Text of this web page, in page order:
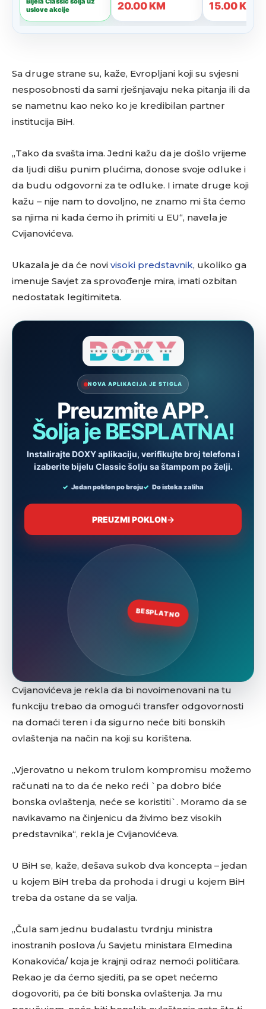
Sa druge strane su, kaže, Evropljani koji su svjesni
nesposobnosti da sami rješnjavaju neka pitanja ili da
se nametnu kao neko ko je kredibilan partner
institucija BiH.
„Tako da svašta ima. Jedni kažu da je došlo vrijeme
da ljudi dišu punim plućima, donose svoje odluke i
da budu odgovorni za te odluke. I imate druge koji
kažu – nije nam to dovoljno, ne znamo mi šta ćemo
sa njima ni kada ćemo ih primiti u EU“, navela je
Cvijanovićeva.
Ukazala je da će novi visoki predstavnik, ukoliko ga
imenuje Savjet za sprovođenje mira, imati ozbitan
nedostatak legitimiteta.
Cvijanovićeva je rekla da bi novoimenovani na tu
funkciju trebao da omogući transfer odgovornosti
na domaći teren i da sigurno neće biti bonskih
ovlaštenja na način na koji su korištena.
„Vjerovatno u nekom trulom kompromisu možemo
računati na to da će neko reći `pa dobro biće
bonska ovlaštenja, neće se koristiti`. Moramo da se
navikavamo na činjenicu da živimo bez visokih
predstavnika“, rekla je Cvijanovićeva.
U BiH se, kaže, dešava sukob dva koncepta – jedan
u kojem BiH treba da prohoda i drugi u kojem BiH
treba da ostane da se valja.
„Čula sam jednu budalastu tvrdnju ministra
inostranih poslova /u Savjetu ministara Elmedina
Konakovića/ koja je krajnji odraz nemoći političara.
Rekao je da ćemo sjediti, pa se opet nećemo
dogovoriti, pa će biti bonska ovlaštenja. Ja mu